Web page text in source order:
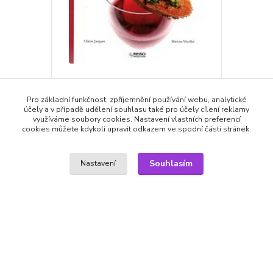
na bývalého partnera dobrým soustem
149,00 Kč
29,00 Kč ks
29,00 Kčbez DPH skladem
Pro základní funkčnost, zpříjemnění používání webu, analytické
účely a v případě udělení souhlasu také pro účely cílení reklamy
využíváme soubory cookies. Nastavení vlastních preferencí
cookies můžete kdykoli upravit odkazem ve spodní části stránek.
Nastavení Souhlasím